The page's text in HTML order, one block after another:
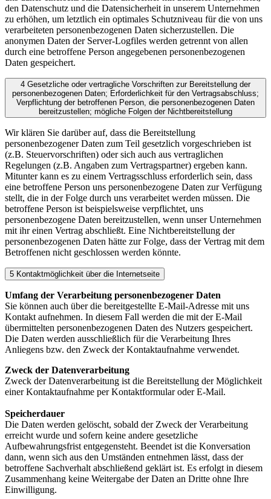
den Datenschutz und die Datensicherheit in unserem Unternehmen
zu erhöhen, um letztlich ein optimales Schutzniveau für die von uns
verarbeiteten personenbezogenen Daten sicherzustellen. Die
anonymen Daten der Server-Logfiles werden getrennt von allen
durch eine betroffene Person angegebenen personenbezogenen
Daten gespeichert.
4 Gesetzliche oder vertragliche Vorschriften zur Bereitstellung der
personenbezogenen Daten; Erforderlichkeit für den Vertragsabschluss;
Verpflichtung der betroffenen Person, die personenbezogenen Daten
bereitzustellen; mögliche Folgen der Nichtbereitstellung
Wir klären Sie darüber auf, dass die Bereitstellung
personenbezogener Daten zum Teil gesetzlich vorgeschrieben ist
(z.B. Steuervorschriften) oder sich auch aus vertraglichen
Regelungen (z.B. Angaben zum Vertragspartner) ergeben kann.
Mitunter kann es zu einem Vertragsschluss erforderlich sein, dass
eine betroffene Person uns personenbezogene Daten zur Verfügung
stellt, die in der Folge durch uns verarbeitet werden müssen. Die
betroffene Person ist beispielsweise verpflichtet, uns
personenbezogene Daten bereitzustellen, wenn unser Unternehmen
mit ihr einen Vertrag abschließt. Eine Nichtbereitstellung der
personenbezogenen Daten hätte zur Folge, dass der Vertrag mit dem
Betroffenen nicht geschlossen werden könnte.
5 Kontaktmöglichkeit über die Internetseite
Umfang der Verarbeitung personenbezogener Daten
Sie können auch über die bereitgestellte E-Mail-Adresse mit uns
Kontakt aufnehmen. In diesem Fall werden die mit der E-Mail
übermittelten personenbezogenen Daten des Nutzers gespeichert.
Die Daten werden ausschließlich für die Verarbeitung Ihres
Anliegens bzw. den Zweck der Kontaktaufnahme verwendet.
Zweck der Datenverarbeitung
Zweck der Datenverarbeitung ist die Bereitstellung der Möglichkeit
einer Kontaktaufnahme per Kontaktformular oder E-Mail.
Speicherdauer
Die Daten werden gelöscht, sobald der Zweck der Verarbeitung
erreicht wurde und sofern keine andere gesetzliche
Aufbewahrungsfrist entgegensteht. Beendet ist die Konversation
dann, wenn sich aus den Umständen entnehmen lässt, dass der
betroffene Sachverhalt abschließend geklärt ist. Es erfolgt in diesem
Zusammenhang keine Weitergabe der Daten an Dritte ohne Ihre
Einwilligung.